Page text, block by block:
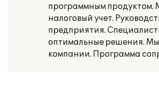
программным продуктом.
налоговый учет.
предприятия.
оптимальные решения.
компании. Программа